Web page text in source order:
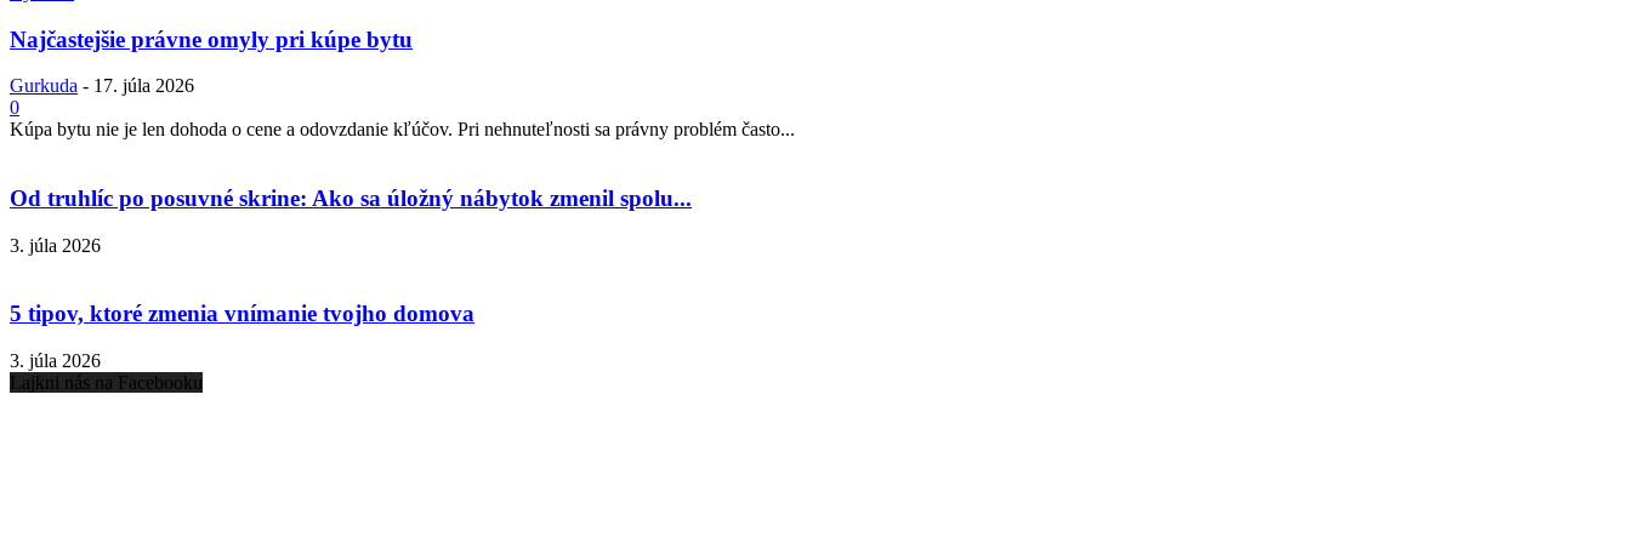
Najčastejšie právne omyly pri kúpe bytu
Gurkuda - 17. júla 2026
0
Kúpa bytu nie je len dohoda o cene a odovzdanie kľúčov. Pri nehnuteľnosti sa právny problém často...
Od truhlíc po posuvné skrine: Ako sa úložný nábytok zmenil spolu...
3. júla 2026
5 tipov, ktoré zmenia vnímanie tvojho domova
3. júla 2026
Lajkni nás na Facebooku